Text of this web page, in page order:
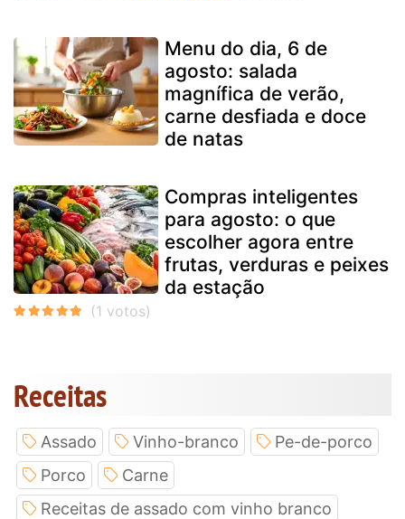
Menu do dia, 6 de
agosto: salada
magnífica de verão,
carne desfiada e doce
de natas
Compras inteligentes
para agosto: o que
escolher agora entre
frutas, verduras e peixes
da estação
Receitas
Assado Vinho-branco
Pe-de-porco
Porco
Carne
Receitas de assado com vinho branco